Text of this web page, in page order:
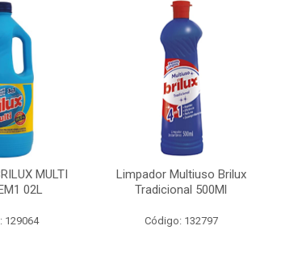
MULTI
02L
129064
Limpador Multiuso Brilux
Tradicional 500Ml
Código: 132797